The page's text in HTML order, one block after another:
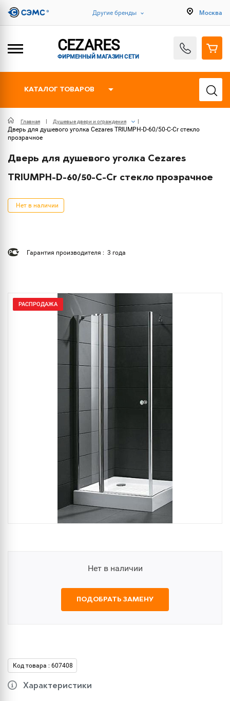
Другие бренды Москва
CEZARES
ФИРМЕННЫЙ МАГАЗИН СЕТИ
КАТАЛОГ ТОВАРОВ
Главная Душевые двери и ограждения
Дверь для душевого уголка Cezares TRIUMPH-D-60/50-C-Cr стекло
прозрачное
Дверь для душевого уголка Cezares
TRIUMPH-D-60/50-C-Cr стекло прозрачное
Нет в наличии
Гарантия производителя : 3 года
РАСПРОДАЖА
Нет в наличии
ПОДОБРАТЬ ЗАМЕНУ
Код товара : 607408
Характеристики